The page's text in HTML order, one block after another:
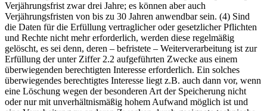
Verjährungsfrist zwar drei Jahre; es können aber auch
Verjährungsfristen von bis zu 30 Jahren anwendbar sein. (4) Sind
die Daten für die Erfüllung vertraglicher oder gesetzlicher Pflichten
und Rechte nicht mehr erforderlich, werden diese regelmäßig
gelöscht, es sei denn, deren – befristete – Weiterverarbeitung ist zur
Erfüllung der unter Ziffer 2.2 aufgeführten Zwecke aus einem
überwiegenden berechtigten Interesse erforderlich. Ein solches
überwiegendes berechtigtes Interesse liegt z.B. auch dann vor, wenn
eine Löschung wegen der besonderen Art der Speicherung nicht
oder nur mit unverhältnismäßig hohem Aufwand möglich ist und